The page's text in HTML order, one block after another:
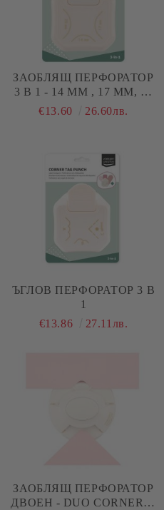
ЗАОБЛЯЩ ПЕРФОРАТОР
3 В 1 - 14 ММ , 17 ММ, 20
ММ
€13.60 26.60лв.
ЪГЛОВ ПЕРФОРАТОР 3 В
1
€13.86
27.11лв.
ЗАОБЛЯЩ ПЕРФОРАТОР
ДВОЕН - DUO CORNER &